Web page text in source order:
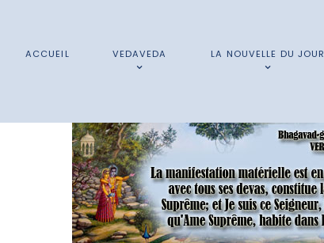
ACCUEIL VEDAVEDA LA NOUVELLE DU JOUR